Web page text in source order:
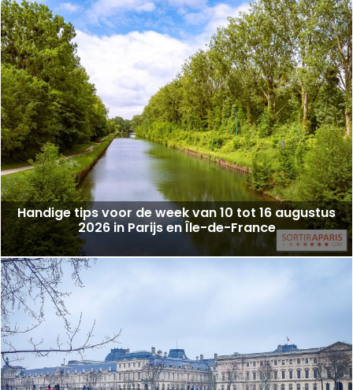
Handige tips voor de week van 10 tot 16 augustus
2026 in Parijs en Île-de-France